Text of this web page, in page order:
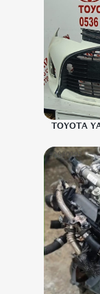
TOYOTA